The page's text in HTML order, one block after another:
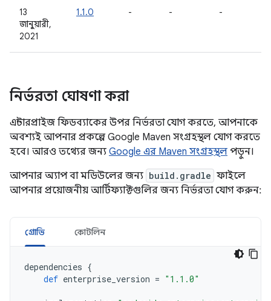
13
জানুয়ারী,
2021
1.1.0 - - -
নির্ভরতা ঘোষণা করা
এন্টারপ্রাইজ ফিডব্যাকের উপর নির্ভরতা যোগ করতে, আপনাকে
অবশ্যই আপনার প্রকল্পে Google Maven সংগ্রহস্থল যোগ করতে
হবে। আরও তথ্যের জন্য Google এর Maven সংগ্রহস্থল পড়ুন।
আপনার অ্যাপ বা মডিউলের জন্য build.gradle ফাইলে
আপনার প্রয়োজনীয় আর্টিফ্যাক্টগুলির জন্য নির্ভরতা যোগ করুন:
গ্রোভি কোটলিন
dependencies {
def enterprise_version = "1.1.0"